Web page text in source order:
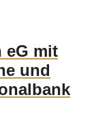
eG mit
und